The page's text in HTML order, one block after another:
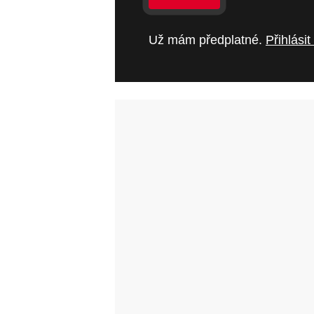
Už mám předplatné. Přihlásit